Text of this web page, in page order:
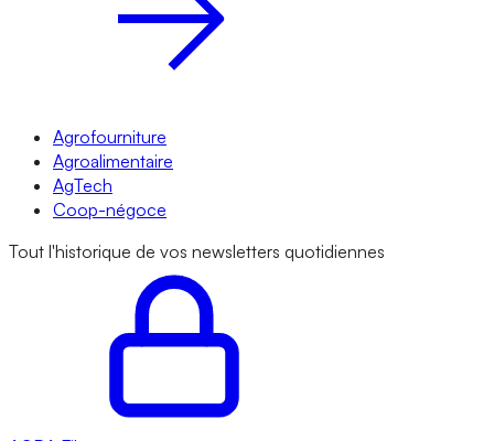
Agrofourniture
Agroalimentaire
AgTech
Coop-négoce
Tout l'historique de vos newsletters quotidiennes